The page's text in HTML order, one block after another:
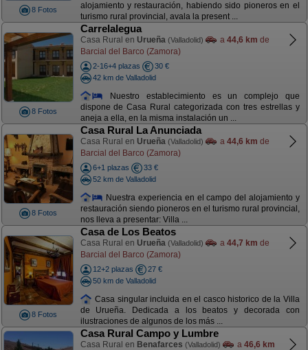
8 Fotos
alojamiento y restauración, habiendo sido pioneros en el
turismo rural provincial, avala la present ...
8 Fotos
Carrelalegua
Casa Rural en Urueña (Valladolid) a 44,6 km de
Barcial del Barco (Zamora)
2-16+4 plazas
30 €
42 km de Valladolid
Nuestro establecimiento es un complejo que
dispone de Casa Rural categorizada con tres estrellas y
aneja a ella, en la misma instalación un ...
8 Fotos
Casa Rural La Anunciada
Casa Rural en Urueña (Valladolid) a 44,6 km de
Barcial del Barco (Zamora)
6+1 plazas
33 €
52 km de Valladolid
Nuestra experiencia en el campo del alojamiento y
restauración siendo pioneros en el turismo rural provincial,
nos lleva a presentar: Villa ...
8 Fotos
Casa de Los Beatos
Casa Rural en Urueña (Valladolid) a 44,7 km de
Barcial del Barco (Zamora)
12+2 plazas
27 €
50 km de Valladolid
Casa singular incluida en el casco historico de la Villa
de Urueña. Dedicada a los beatos y decorada con
ilustraciones de algunos de los más ...
Casa Rural Campo y Lumbre
Casa Rural en Benafarces (Valladolid) a 46,6 km